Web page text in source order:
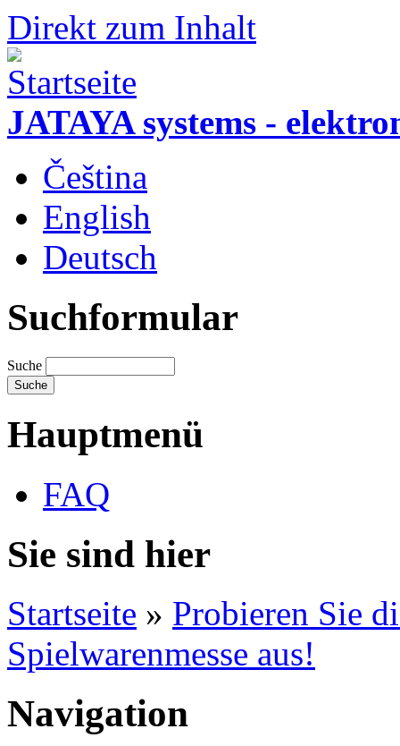
Direkt zum Inhalt
JATAYA systems -
Čeština
English
Deutsch
Suchformular
Suche
Hauptmenü
FAQ
Sie sind hier
Startseite » Probieren Sie
Spielwarenmesse aus!
Navigation